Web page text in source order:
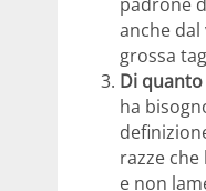
anche
grossa
Di
ha
razze
e non